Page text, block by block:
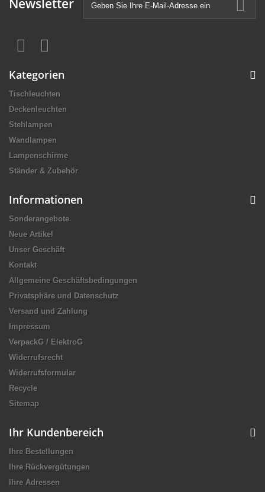
Kategorien
Tischleuchten
Deckenleuchten
Stehlampen
Wandlampen
Lampenschirme
Ständer & Zubehör
Informationen
Sonderangebote
Neue Artikel
Unser Geschäft
Kontakt
Allgemeine Geschäftsbedingungen
Privatsphäre und Datenschutz
Versand und Zahlung
Impressum
VerpackG / ElektroG
Widerrufsrecht
Widerrufsformular
Recycle
Sitemap
Ihr Kundenbereich
Ihre Bestellungen
Ihre Rückvergütungen
Ihre Adressen